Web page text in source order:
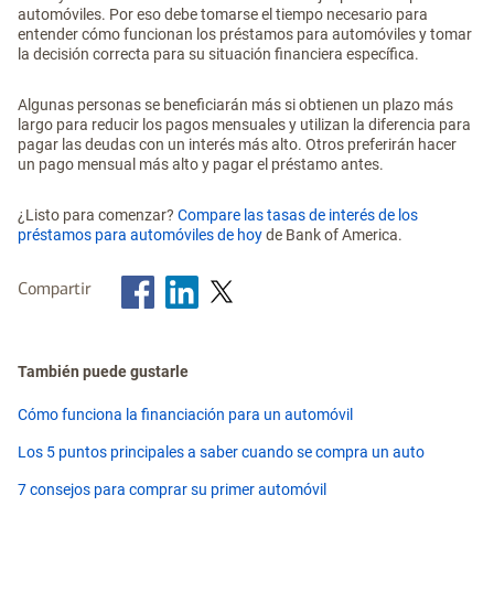
automóviles. Por eso debe tomarse el tiempo necesario para
entender cómo funcionan los préstamos para automóviles y tomar
la decisión correcta para su situación financiera específica.
Algunas personas se beneficiarán más si obtienen un plazo más
largo para reducir los pagos mensuales y utilizan la diferencia para
pagar las deudas con un interés más alto. Otros preferirán hacer
un pago mensual más alto y pagar el préstamo antes.
¿Listo para comenzar? Compare las tasas de interés de los
préstamos para automóviles de hoyde Bank of America.
Compartir
También puede gustarle
Cómo funciona la financiación para un automóvil
Los 5 puntos principales a saber cuando se compra un auto
7 consejos para comprar su primer automóvil